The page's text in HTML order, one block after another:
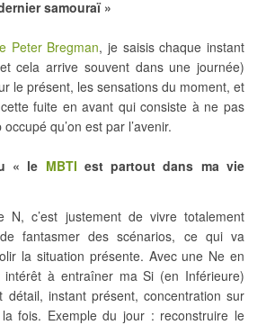
samouraï »
Peter Bregman, je saisis chaque instant
cela arrive souvent dans une journée)
le présent, les sensations du moment, et
fuite en avant qui consiste à ne pas
qu’on est par l’avenir.
« le MBTI est partout dans ma vie
N, c’est justement de vivre totalement
fantasmer des scénarios, ce qui va
la situation présente. Avec une Ne en
intérêt à entraîner ma Si (en Inférieure)
instant présent, concentration sur
fois. Exemple du jour : reconstruire le